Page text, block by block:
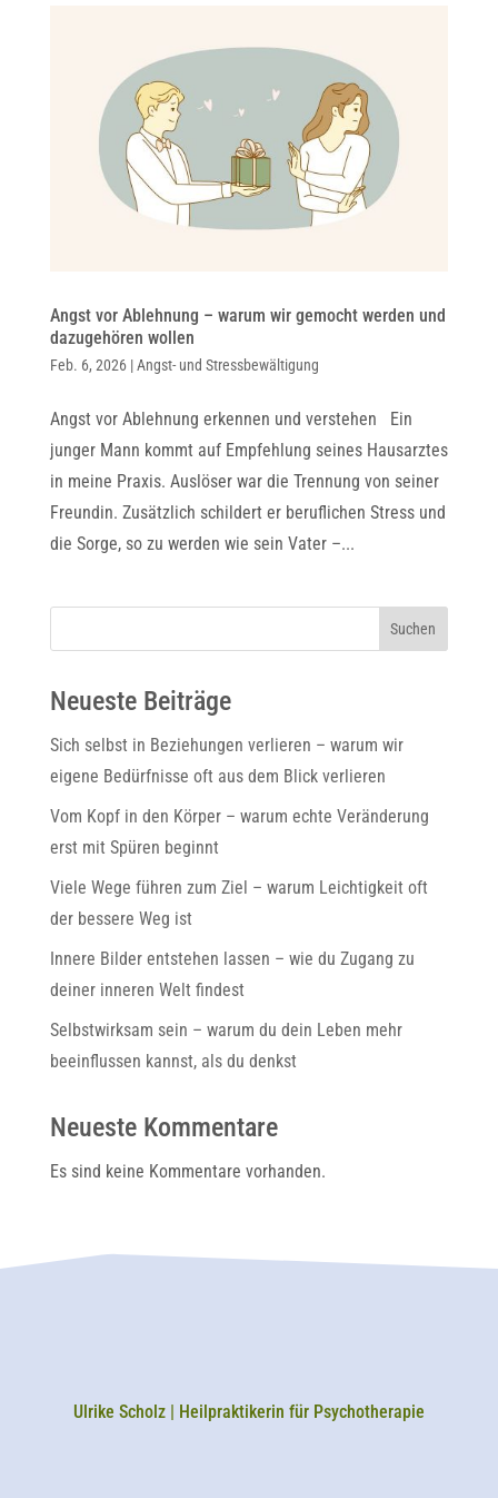
Angst vor Ablehnung – warum wir gemocht werden und
dazugehören wollen
Feb. 6, 2026|Angst- und Stressbewältigung
Angst vor Ablehnung erkennen und verstehen Ein
junger Mann kommt auf Empfehlung seines Hausarztes
in meine Praxis. Auslöser war die Trennung von seiner
Freundin. Zusätzlich schildert er beruflichen Stress und
die Sorge, so zu werden wie sein Vater –...
Suchen
Neueste Beiträge
Sich selbst in Beziehungen verlieren – warum wir
eigene Bedürfnisse oft aus dem Blick verlieren
Vom Kopf in den Körper – warum echte Veränderung
erst mit Spüren beginnt
Viele Wege führen zum Ziel – warum Leichtigkeit oft
der bessere Weg ist
Innere Bilder entstehen lassen – wie du Zugang zu
deiner inneren Welt findest
Selbstwirksam sein – warum du dein Leben mehr
beeinflussen kannst, als du denkst
Neueste Kommentare
Es sind keine Kommentare vorhanden.
Ulrike Scholz | Heilpraktikerin für Psychotherapie